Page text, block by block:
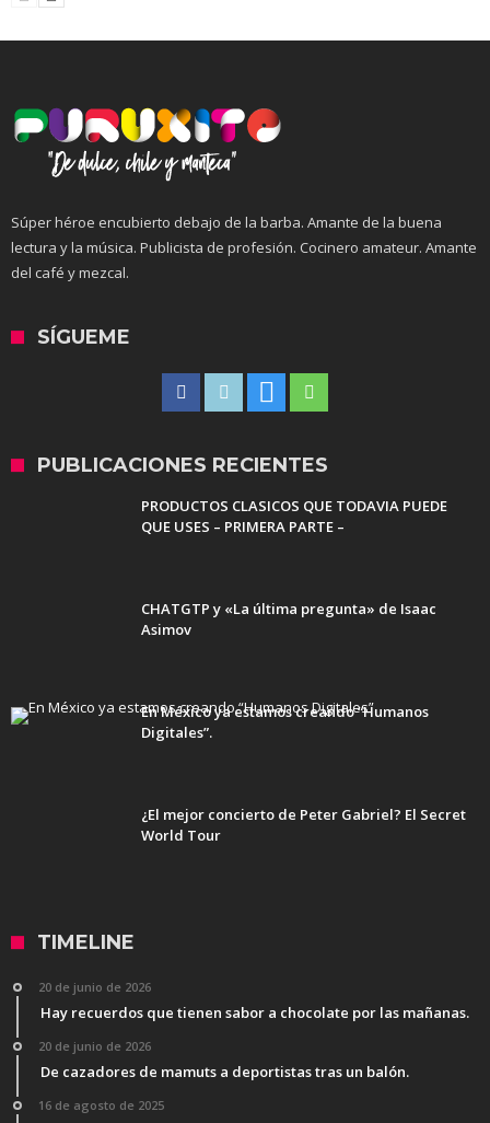
Súper héroe encubierto debajo de la barba. Amante de la buena
lectura y la música. Publicista de profesión. Cocinero amateur. Amante
del café y mezcal.
SÍGUEME
PUBLICACIONES RECIENTES
PRODUCTOS CLASICOS QUE TODAVIA PUEDE
QUE USES – PRIMERA PARTE –
CHATGTP y «La última pregunta» de Isaac
Asimov
En México ya estamos creando “Humanos
Digitales”.
¿El mejor concierto de Peter Gabriel? El Secret
World Tour
TIMELINE
20 de junio de 2026
Hay recuerdos que tienen sabor a chocolate por las mañanas.
20 de junio de 2026
De cazadores de mamuts a deportistas tras un balón.
16 de agosto de 2025